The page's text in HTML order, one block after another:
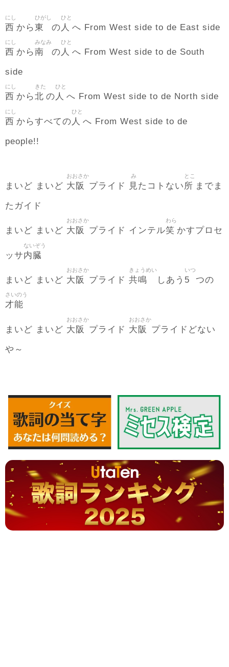
西
にし
から東
ひがし
の 人
ひと
へ From West side to de East side
西
にし
から南
みなみ
の 人
ひと
へ From West side to de South
side
西
にし
から北
きた
の 人
ひと
へ From West side to de North side
西
にし
からすべての 人
ひと
へ From West side to de
people!!
まいど まいど 大阪
おおさか
プライド 見
み
たコトない所
とこ
までま
たガイド
まいど まいど 大阪
おおさか
プライド インテル笑
わら
かすプロセ
ッサ内臓
ないぞう
まいど まいど 大阪
おおさか
プライド 共鳴
きょうめい
しあう 5
いつ
つの
才能
さいのう
まいど まいど 大阪
おおさか
プライド 大阪
おおさか
プライドどない
や～